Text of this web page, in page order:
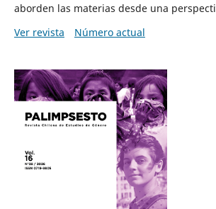
aborden las materias desde una
Ver revista
Número actual